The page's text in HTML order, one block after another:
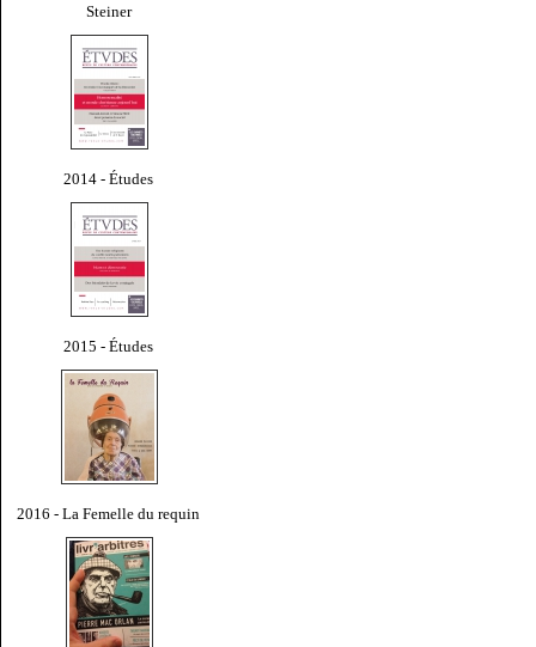
Steiner
2014 - Études
2015 - Études
2016 - La Femelle du requin